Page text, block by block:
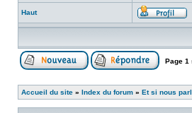
Haut
Page 1
Accueil du site » Index du forum » Et si nous